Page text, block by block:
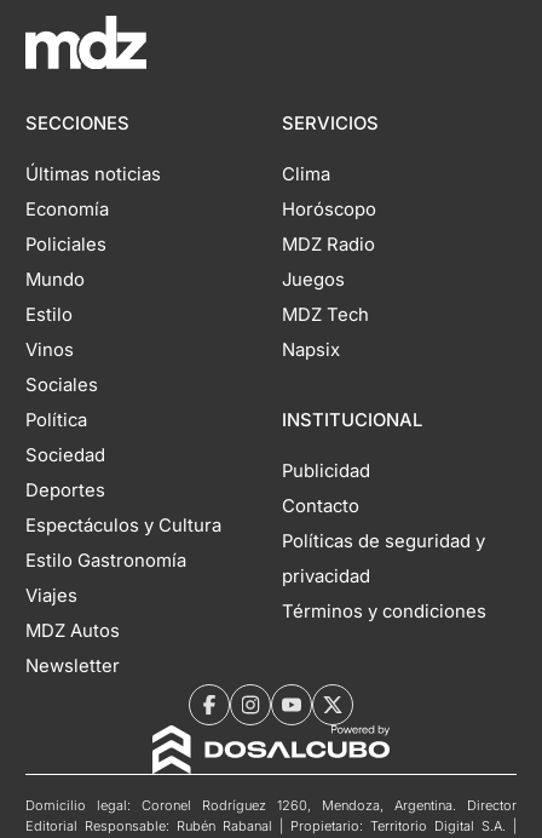
SECCIONES
Últimas noticias
Economía
Policiales
Mundo
Estilo
Vinos
Sociales
Política
Sociedad
Deportes
Espectáculos y Cultura
Estilo Gastronomía
Viajes
MDZ Autos
Newsletter
SERVICIOS
Clima
Horóscopo
MDZ Radio
Juegos
MDZ Tech
Napsix
INSTITUCIONAL
Publicidad
Contacto
Políticas de seguridad y
privacidad
Términos y condiciones
Domicilio legal: Coronel Rodríguez 1260, Mendoza, Argentina. Director
Editorial Responsable: Rubén Rabanal | Propietario: Territorio Digital S.A. |